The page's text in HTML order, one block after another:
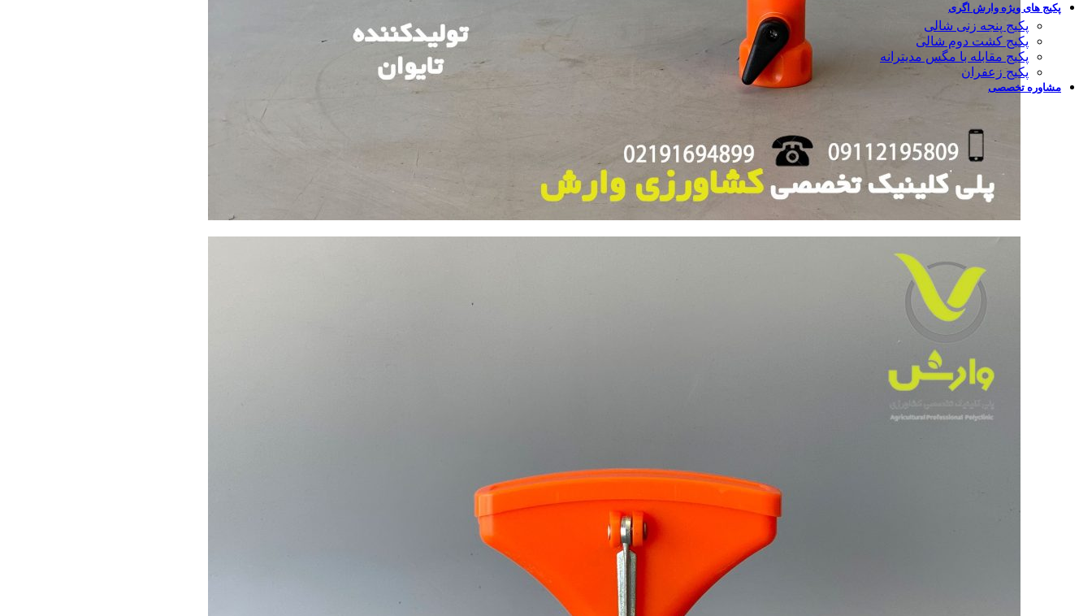
پکیج های ویژه وارش اگری
پکیج پنجه زنی شالی
پکیج کشت دوم شالی
پکیج مقابله با مگس مدیترانه
پکیج زعفران
مشاوره تخصصی